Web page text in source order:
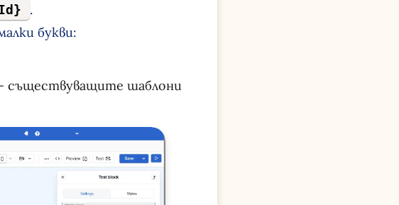
.
букви:
съществуващите шаблони